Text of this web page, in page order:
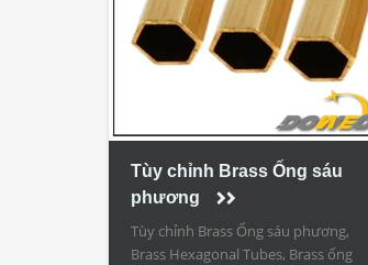
Tùy chỉnh Brass Ống sáu
phương
Tùy chỉnh Brass Ống sáu phương,
Brass Hexagonal Tubes, Brass ống